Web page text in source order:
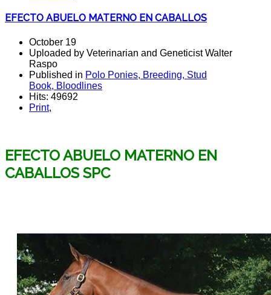
EFECTO ABUELO MATERNO EN CABALLOS
October 19
Uploaded by Veterinarian and Geneticist Walter
Raspo
Published in Polo Ponies, Breeding, Stud
Book, Bloodlines
Hits: 49692
Print,
EFECTO ABUELO MATERNO EN
CABALLOS SPC